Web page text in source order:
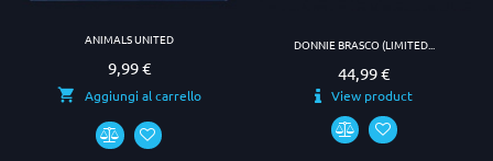
ANIMALS UNITED
Prezzo
9,99 €
Aggiungi al carrello
DONNIE BRASCO (LIMITED...
Prezzo
44,99 €
View product